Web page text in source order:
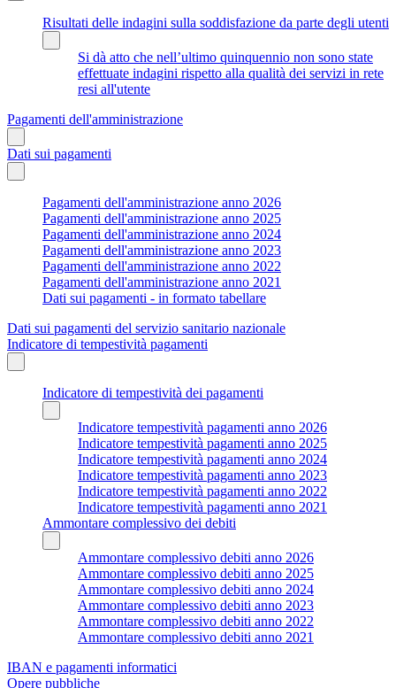
Risultati delle indagini sulla soddisfazione da parte degli utenti
Si dà atto che nell’ultimo quinquennio non sono state
effettuate indagini rispetto alla qualità dei servizi in rete
resi all'utente
Pagamenti dell'amministrazione
Dati sui pagamenti
Pagamenti dell'amministrazione anno 2026
Pagamenti dell'amministrazione anno 2025
Pagamenti dell'amministrazione anno 2024
Pagamenti dell'amministrazione anno 2023
Pagamenti dell'amministrazione anno 2022
Pagamenti dell'amministrazione anno 2021
Dati sui pagamenti - in formato tabellare
Dati sui pagamenti del servizio sanitario nazionale
Indicatore di tempestività pagamenti
Indicatore di tempestività dei pagamenti
Indicatore tempestività pagamenti anno 2026
Indicatore tempestività pagamenti anno 2025
Indicatore tempestività pagamenti anno 2024
Indicatore tempestività pagamenti anno 2023
Indicatore tempestività pagamenti anno 2022
Indicatore tempestività pagamenti anno 2021
Ammontare complessivo dei debiti
Ammontare complessivo debiti anno 2026
Ammontare complessivo debiti anno 2025
Ammontare complessivo debiti anno 2024
Ammontare complessivo debiti anno 2023
Ammontare complessivo debiti anno 2022
Ammontare complessivo debiti anno 2021
IBAN e pagamenti informatici
Opere pubbliche